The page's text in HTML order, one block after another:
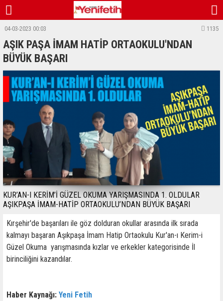
04-03-2023 00:03 1135
AŞIK PAŞA İMAM HATİP ORTAOKULU'NDAN
BÜYÜK BAŞARI
KUR’AN-I KERİM’İ GÜZEL OKUMA YARIŞMASINDA 1. OLDULAR
AŞIKPAŞA İMAM-HATİP ORTAOKULU’NDAN BÜYÜK BAŞARI
Kırşehir'de başarıları ile göz dolduran okullar arasında ilk sırada
kalmayı başaran Aşıkpaşa İmam Hatip Ortaokulu Kur'an-ı Kerim-i
Güzel Okuma yarışmasında kızlar ve erkekler kategorisinde İl
birinciliğini kazandılar.
Haber Kaynağı: Yeni Fetih